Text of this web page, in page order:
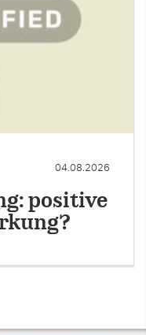
04.08.2026
positive